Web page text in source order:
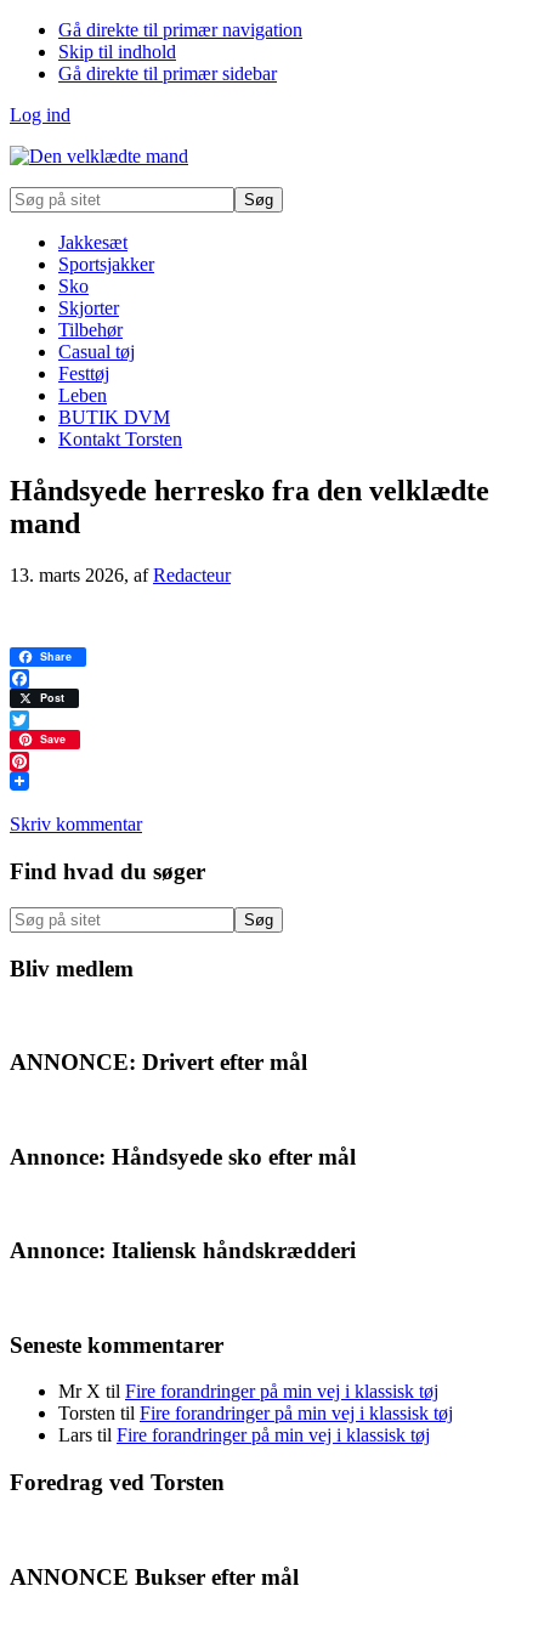
Gå direkte til primær navigation
Skip til indhold
Gå direkte til primær sidebar
Log ind
Søg
på
Jakkesæt
Sportsjakker
Sko
Skjorter
Tilbehør
Casual tøj
Festtøj
Leben
BUTIK DVM
Kontakt Torsten
Håndsyede herresko fra den velklædte
mand
13. marts 2026, afRedacteur
Share
Facebook
Post
Twitter
Save
Pinterest
Skriv kommentar
Primær
Sidebar
Find hvad du søger
Søg
på
sitet
Bliv medlem
ANNONCE: Drivert efter mål
Annonce: Håndsyede sko efter mål
Annonce: Italiensk håndskrædderi
Seneste kommentarer
Mr X til Fire forandringer på min vej i klassisk tøj
Torsten til Fire forandringer på min vej i klassisk tøj
Lars til Fire forandringer på min vej i klassisk tøj
Foredrag ved Torsten
ANNONCE Bukser efter mål